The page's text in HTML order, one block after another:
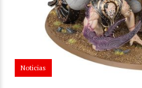
Noticias